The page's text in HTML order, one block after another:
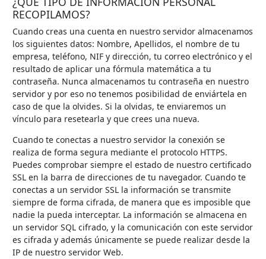
RECOPILAMOS?
Cuando creas una cuenta en nuestro servidor almacenamos
los siguientes datos: Nombre, Apellidos, el nombre de tu
empresa, teléfono, NIF y dirección, tu correo electrónico y el
resultado de aplicar una fórmula matemática a tu
contraseña. Nunca almacenamos tu contraseña en nuestro
servidor y por eso no tenemos posibilidad de enviártela en
caso de que la olvides. Si la olvidas, te enviaremos un
vínculo para resetearla y que crees una nueva.
Cuando te conectas a nuestro servidor la conexión se
realiza de forma segura mediante el protocolo HTTPS.
Puedes comprobar siempre el estado de nuestro certificado
SSL en la barra de direcciones de tu navegador. Cuando te
conectas a un servidor SSL la información se transmite
siempre de forma cifrada, de manera que es imposible que
nadie la pueda interceptar. La información se almacena en
un servidor SQL cifrado, y la comunicación con este servidor
es cifrada y además únicamente se puede realizar desde la
IP de nuestro servidor Web.